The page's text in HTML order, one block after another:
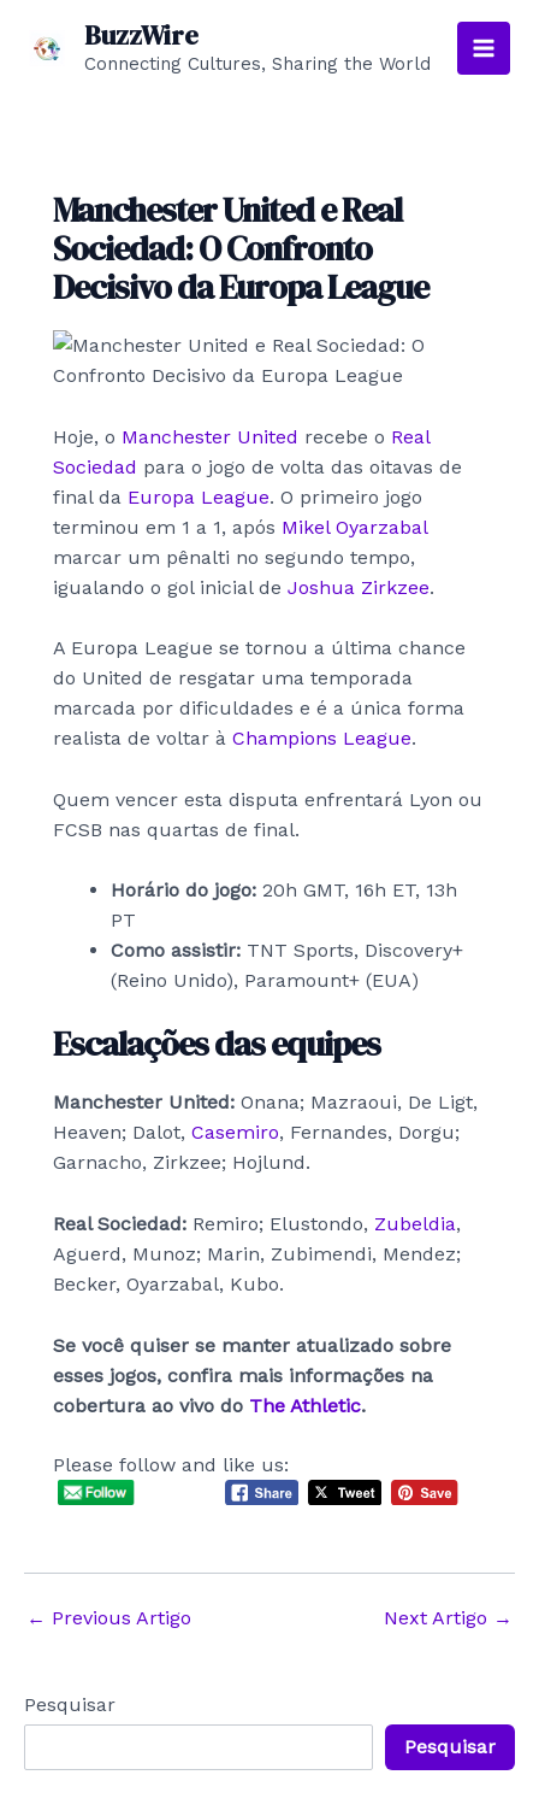
BuzzWire
Connecting Cultures, Sharing the World
Main
Manchester United e Real
Sociedad: O Confronto
Decisivo da Europa League
Hoje, o Manchester United recebe o Real
Sociedad para o jogo de volta das oitavas de
final da Europa League. O primeiro jogo
terminou em 1 a 1, após Mikel Oyarzabal
marcar um pênalti no segundo tempo,
igualando o gol inicial de Joshua Zirkzee.
A Europa League se tornou a última chance
do United de resgatar uma temporada
marcada por dificuldades e é a única forma
realista de voltar à Champions League.
Quem vencer esta disputa enfrentará Lyon ou
FCSB nas quartas de final.
Horário do jogo: 20h GMT, 16h ET, 13h
PT
Como assistir: TNT Sports, Discovery+
(Reino Unido), Paramount+ (EUA)
Escalações das equipes
Manchester United: Onana; Mazraoui, De Ligt,
Heaven; Dalot, Casemiro, Fernandes, Dorgu;
Garnacho, Zirkzee; Hojlund.
Real Sociedad: Remiro; Elustondo, Zubeldia,
Aguerd, Munoz; Marin, Zubimendi, Mendez;
Becker, Oyarzabal, Kubo.
Se você quiser se manter atualizado sobre
esses jogos, confira mais informações na
cobertura ao vivo do The Athletic.
Please follow and like us:
Post
← Previous Artigo Next Artigo →
Pesquisar
Pesquisar